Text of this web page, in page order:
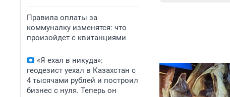
Правила оплаты за
коммуналку изменятся: что
произойдет с квитанциями
«Я ехал в никуда»:
геодезист уехал в Казахстан с
4 тысячами рублей и построил
бизнес с нуля. Теперь он